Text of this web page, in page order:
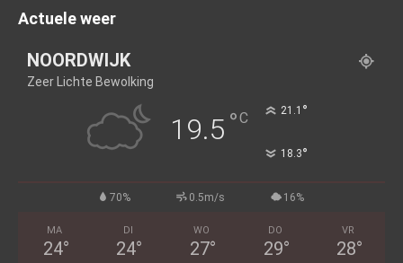
Actuele weer
NOORDWIJK
Zeer Lichte Bewolking
19.5 °C 21.1 °
18.3°
70% 0.5m/s 16%
MA
24°
DI
24°
WO
27°
DO
29°
VR
28°